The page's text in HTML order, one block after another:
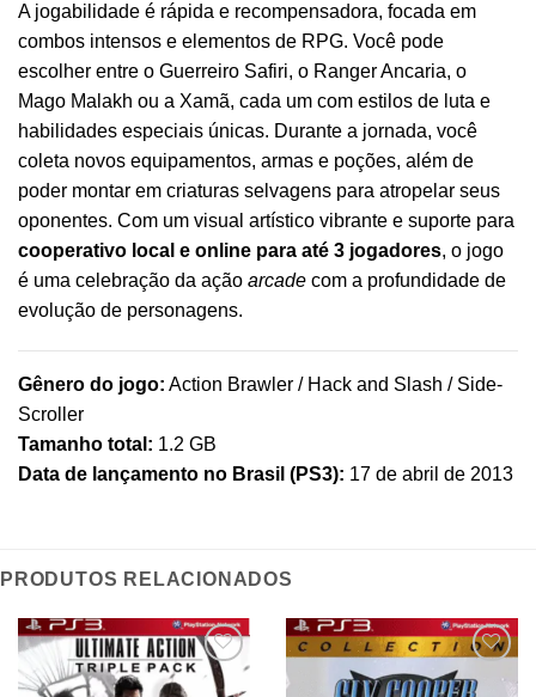
A jogabilidade é rápida e recompensadora, focada em
combos intensos e elementos de RPG. Você pode
escolher entre o Guerreiro Safiri, o Ranger Ancaria, o
Mago Malakh ou a Xamã, cada um com estilos de luta e
habilidades especiais únicas. Durante a jornada, você
coleta novos equipamentos, armas e poções, além de
poder montar em criaturas selvagens para atropelar seus
oponentes. Com um visual artístico vibrante e suporte para
cooperativo local e online para até 3 jogadores, o jogo
é uma celebração da ação arcade com a profundidade de
evolução de personagens.
Gênero do jogo: Action Brawler / Hack and Slash / Side-
Scroller
Tamanho total: 1.2 GB
Data de lançamento no Brasil (PS3): 17 de abril de 2013
PRODUTOS RELACIONADOS